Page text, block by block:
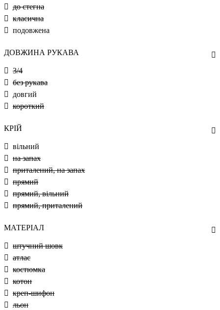
до стегна
класична
подовжена
ДОВЖИНА РУКАВА
3/4
без рукава
довгий
короткий
КРІЙ
вільний
на запах
приталений, на запах
прямий
прямий, вільний
прямий, приталений
МАТЕРІАЛ
штучний шовк
атлас
костюмка
котон
креп-шифон
льон